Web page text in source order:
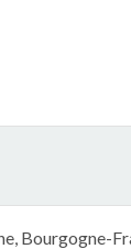
Bourgogne-